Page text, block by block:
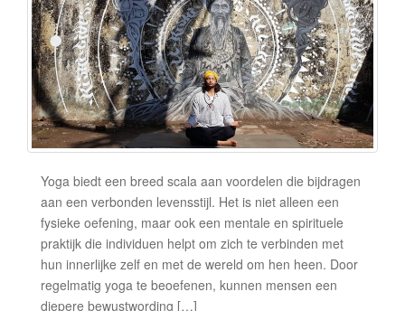
Yoga biedt een breed scala aan voordelen die bijdragen
aan een verbonden levensstijl. Het is niet alleen een
fysieke oefening, maar ook een mentale en spirituele
praktijk die individuen helpt om zich te verbinden met
hun innerlijke zelf en met de wereld om hen heen. Door
regelmatig yoga te beoefenen, kunnen mensen een
diepere bewustwording […]